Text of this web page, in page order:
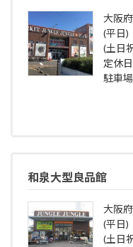
大阪
(平日
(土日
定休
駐車
和泉大型良品館
大阪
(平日
(土日